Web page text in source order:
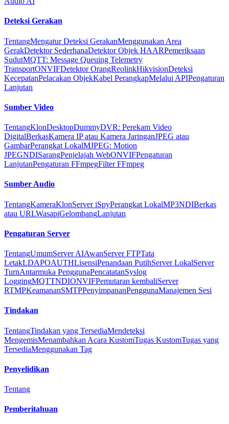
Deteksi Gerakan
TentangMengatur Deteksi GerakanMenggunakan Area
GerakDetektor SederhanaDetektor Objek HAARPemeriksaan
SudutMQTT: Message Queuing Telemetry
TransportONVIFDetektor OrangReolinkHikvisionDeteksi
KecepatanPelacakan ObjekKabel PerangkapMelalui APIPengaturan
Lanjutan
Sumber Video
TentangKlonDesktopDummyDVR: Perekam Video
DigitalBerkasKamera IP atau Kamera JaringanJPEG atau
GambarPerangkat LokalMJPEG: Motion
JPEGNDISarangPenjelajah WebONVIFPengaturan
LanjutanPengaturan FFmpegFilter FFmpeg
Sumber Audio
TentangKameraKlonServer iSpyPerangkat LokalMP3NDIBerkas
atau URLWasapiGelombangLanjutan
Pengaturan Server
TentangUmumServer AIAwanServer FTPTata
LetakLDAPOAUTHLisensiPenandaan PutihServer LokalServer
TurnAntarmuka PenggunaPencatatanSyslog
LoggingMQTTNDIONVIFPemutaran kembaliServer
RTMPKeamananSMTPPenyimpananPenggunaManajemen Sesi
Tindakan
TentangTindakan yang TersediaMendeteksi
MengemisMenambahkan Acara KustomTugas KustomTugas yang
TersediaMenggunakan Tag
Penyelidikan
Tentang
Pemberitahuan